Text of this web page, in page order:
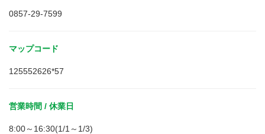
0857-29-7599
マップコード
125552626*57
営業時間 / 休業日
8:00～16:30(1/1～1/3)